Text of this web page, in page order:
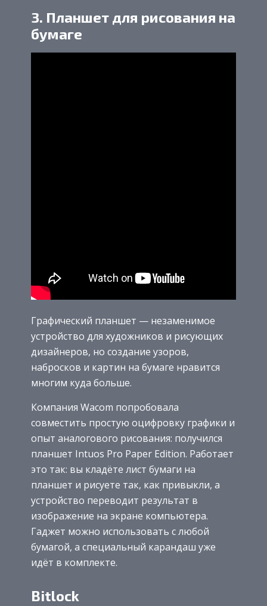
3. Планшет для рисования на
бумаге
Графический планшет — незаменимое
устройство для художников и рисующих
дизайнеров, но создание узоров,
набросков и картин на бумаге нравится
многим куда больше.
Компания Wacom попробовала
совместить простую оцифровку графики и
опыт аналогового рисования: получился
планшет Intuos Pro Paper Edition. Работает
это так: вы кладёте лист бумаги на
планшет и рисуете так, как привыкли, а
устройство переводит результат в
изображение на экране компьютера.
Гаджет можно использовать с любой
бумагой, а специальный карандаш уже
идёт в комплекте.
Bitlock